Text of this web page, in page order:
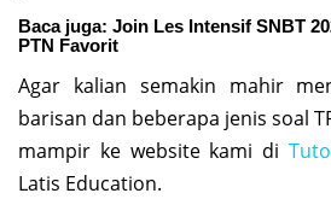
Baca juga: Join Les Intensif SNBT
PTN Favorit
Agar kalian semakin mahir
barisan dan beberapa jenis soal
mampir ke website kami di
Latis Education.